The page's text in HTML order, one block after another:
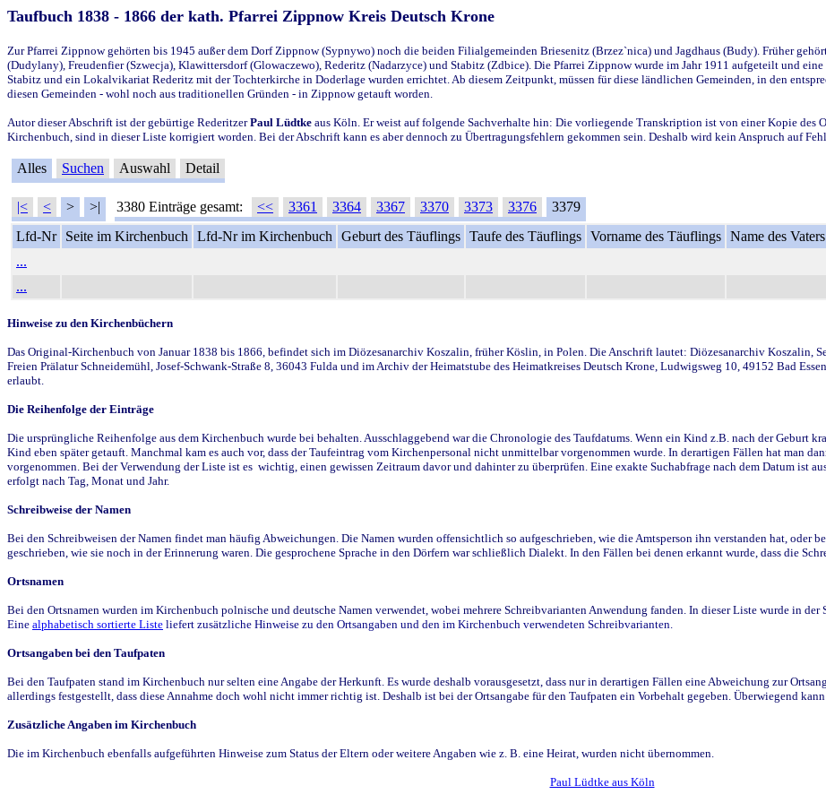
Taufbuch 1838 - 1866 der kath. Pfarrei Zippnow Kreis Deutsch Krone
Zur Pfarrei Zippnow gehörten bis 1945 außer dem Dorf Zippnow (Sypnywo) noch die beiden Filialgemeinden Briesenitz (Brzez`nica) und Jagdhaus (Budy). Früher
(Dudylany), Freudenfier (Szwecja), Klawittersdorf (Glowaczewo), Rederitz (Nadarzyce) und Stabitz (Zdbice). Die Pfarrei Zippnow wurde im Jahr 1911 aufgeteilt und
Stabitz und ein Lokalvikariat Rederitz mit der Tochterkirche in Doderlage wurden errichtet. Ab diesem Zeitpunkt, müssen für diese ländlichen Gemeinden, in den
diesen Gemeinden - wohl noch aus traditionellen Gründen - in Zippnow getauft worden.
Autor dieser Abschrift ist der gebürtige RederitzerPaul Lüdtke aus Köln. Er weist auf folgende Sachverhalte hin: Die vorliegende Transkription ist von einer Kopie
Kirchenbuch, sind in dieser Liste korrigiert worden. Bei der Abschrift kann es aber dennoch zu Übertragungsfehlern gekommen sein. Deshalb wird kein Anspruch auf
Alles Suchen Auswahl Detail
|< < > >| 3380 Einträge gesamt: << 3361 3364 3367 3370 3373 3376
3379
Lfd-Nr
Seite im Kirchenbuch Lfd-Nr im Kirchenbuch Geburt des Täuflings Taufe des Täuflings Vorname des Täuflings Name des Vaters
...
...
Hinweise zu den Kirchenbüchern
Das Original-Kirchenbuch von Januar 1838 bis 1866, befindet sich im Diözesanarchiv Koszalin, früher Köslin, in Polen. Die Anschrift lautet: Diözesanarchiv Koszalin,
Freien Prälatur Schneidemühl, Josef-Schwank-Straße 8, 36043 Fulda und im Archiv der Heimatstube des Heimatkreises Deutsch Krone, Ludwigsweg 10, 49152 Bad
erlaubt.
Die Reihenfolge der Einträge
Die ursprüngliche Reihenfolge aus dem Kirchenbuch wurde bei behalten. Ausschlaggebend war die Chronologie des Taufdatums. Wenn ein Kind z.B. nach der Geburt
Kind eben später getauft. Manchmal kam es auch vor, dass der Taufeintrag vom Kirchenpersonal nicht unmittelbar vorgenommen wurde. In derartigen Fällen hat man
vorgenommen. Bei der Verwendung der Liste ist es wichtig, einen gewissen Zeitraum davor und dahinter zu überprüfen. Eine exakte Suchabfrage nach dem Datum ist
erfolgt nach Tag, Monat und Jahr.
Schreibweise der Namen
Bei den Schreibweisen der Namen findet man häufig Abweichungen. Die Namen wurden offensichtlich so aufgeschrieben, wie die Amtsperson ihn verstanden hat, oder
geschrieben, wie sie noch in der Erinnerung waren. Die gesprochene Sprache in den Dörfern war schließlich Dialekt. In den Fällen bei denen erkannt wurde, dass die
Ortsnamen
Bei den Ortsnamen wurden im Kirchenbuch polnische und deutsche Namen verwendet, wobei mehrere Schreibvarianten Anwendung fanden. In dieser Liste wurde in
Eine alphabetisch sortierte Liste liefert zusätzliche Hinweise zu den Ortsangaben und den im Kirchenbuch verwendeten Schreibvarianten.
Ortsangaben bei den Taufpaten
Bei den Taufpaten stand im Kirchenbuch nur selten eine Angabe der Herkunft. Es wurde deshalb vorausgesetzt, dass nur in derartigen Fällen eine Abweichung zur
allerdings festgestellt, dass diese Annahme doch wohl nicht immer richtig ist. Deshalb ist bei der Ortsangabe für den Taufpaten ein Vorbehalt gegeben. Überwiegend
Zusätzliche Angaben im Kirchenbuch
Die im Kirchenbuch ebenfalls aufgeführten Hinweise zum Status der Eltern oder weitere Angaben wie z. B. eine Heirat, wurden nicht übernommen.
Paul Lüdtke aus Köln